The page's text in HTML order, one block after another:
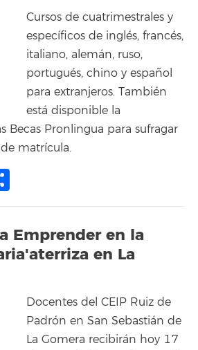
Cursos de cuatrimestrales y
específicos de inglés, francés,
italiano, alemán, ruso,
portugués, chino y español
para extranjeros. También
está disponible la
Becas Pronlingua para sufragar
matrícula.
Emprender en la
en La
Docentes del CEIP Ruiz de
Padrón en San Sebastián de
La Gomera recibirán hoy 17